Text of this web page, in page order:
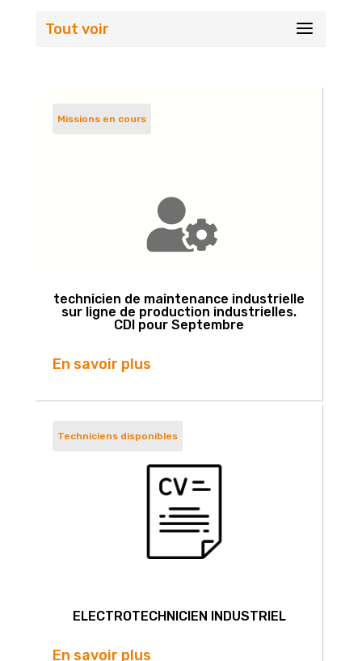
Tout voir
Missions en cours
technicien de maintenance industrielle
sur ligne de production industrielles.
CDI pour Septembre
En savoir plus
Techniciens disponibles
ELECTROTECHNICIEN INDUSTRIEL
En savoir plus